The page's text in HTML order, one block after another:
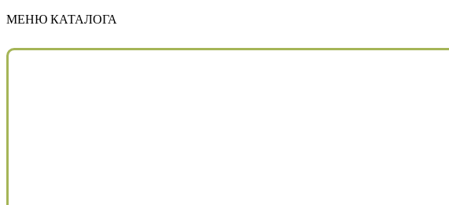
МЕНЮ КАТАЛОГА